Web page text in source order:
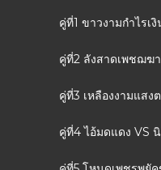
คู่ที่1 ขาวงามกำไรเ
คู่ที่2 ลังสาดเพชฌฆ
คู่ที่3 เหลืองงามแส
คู่ที่4 ไอ้มดแดง VS